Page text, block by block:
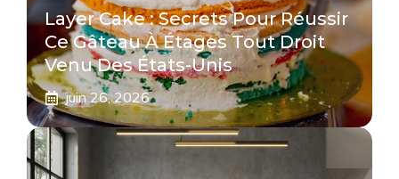
Layer Cake : Secrets Pour Réussir
Ce Gâteau À Étages Tout Droit
Venu Des États-Unis
juin 26, 2026